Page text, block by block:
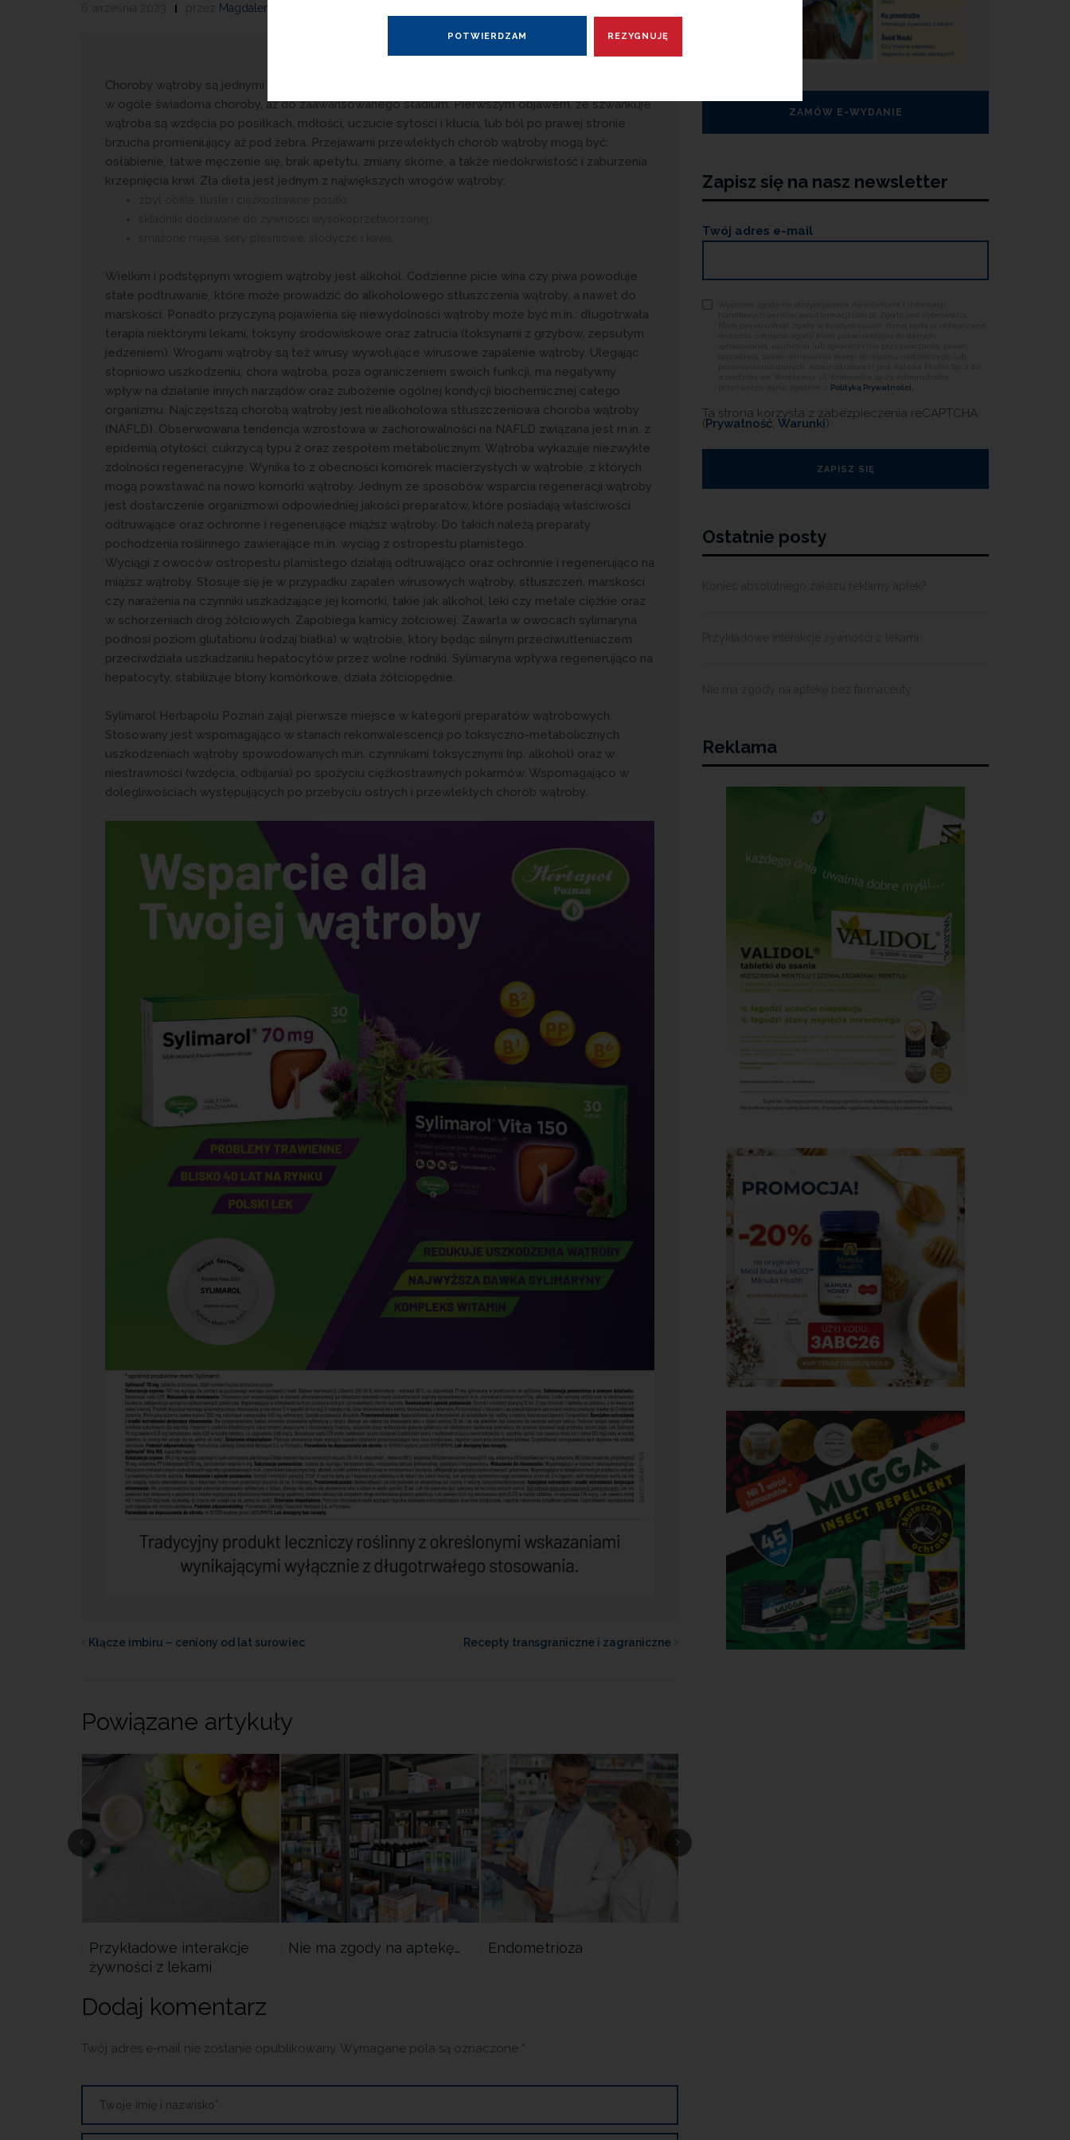
Magdalena Guźniczak
Choroby wątroby są jednymi z najczęstszych schorzeń. Większość osób nimi dotkniętych nie jest
w ogóle świadoma choroby, aż do zaawansowanego stadium. Pierwszym objawem, że szwankuje
wątroba są wzdęcia po posiłkach, mdłości, uczucie sytości i kłucia, lub ból po prawej stronie
brzucha promieniujący aż pod żebra. Przejawami przewlekłych chorób wątroby mogą być:
osłabienie, łatwe męczenie się, brak apetytu, zmiany skórne, a także niedokrwistość i zaburzenia
krzepnięcia krwi. Zła dieta jest jednym z największych wrogów wątroby:
Wielkim i podstępnym wrogiem wątroby jest alkohol. Codzienne picie wina czy piwa powoduje
stałe podtruwanie, które może prowadzić do alkoholowego stłuszczenia wątroby, a nawet do
marskości. Ponadto przyczyną pojawienia się niewydolności wątroby może być m.in.: długotrwała
terapia niektórymi lekami, toksyny środowiskowe oraz zatrucia (toksynami z grzybów, zepsutym
jedzeniem). Wrogami wątroby są też wirusy wywołujące wirusowe zapalenie wątroby. Ulegając
stopniowo uszkodzeniu, chora wątroba, poza ograniczeniem swoich funkcji, ma negatywny
wpływ na działanie innych narządów oraz zubożenie ogólnej kondycji biochemicznej całego
organizmu. Najczęstszą chorobą wątroby jest niealkoholowa stłuszczeniowa choroba wątroby
(NAFLD). Obserwowana tendencja wzrostowa w zachorowalności na NAFLD związana jest m.in. z
epidemią otyłości, cukrzycą typu 2 oraz zespołem metabolicznym. Wątroba wykazuje niezwykłe
zdolności regeneracyjne. Wynika to z obecności komórek macierzystych w wątrobie, z których
mogą powstawać na nowo komórki wątroby. Jednym ze sposobów wsparcia regeneracji wątroby
jest dostarczenie organizmowi odpowiedniej jakości preparatów, które posiadają właściwości
odtruwające oraz ochronne i regenerujące miąższ wątroby. Do takich należą preparaty
pochodzenia roślinnego zawierające m.in. wyciąg z ostropestu plamistego.
Wyciągi z owoców ostropestu plamistego działają odtruwająco oraz ochronnie i regenerująco na
miąższ wątroby. Stosuje się je w przypadku zapaleń wirusowych wątroby, stłuszczeń, marskości
czy narażenia na czynniki uszkadzające jej komórki, takie jak alkohol, leki czy metale ciężkie oraz
w schorzeniach dróg żółciowych. Zapobiega kamicy żółciowej. Zawarta w owocach sylimaryna
podnosi poziom glutationu (rodzaj białka) w wątrobie, który będąc silnym przeciwutleniaczem
przeciwdziała uszkadzaniu hepatocytów przez wolne rodniki. Sylimaryna wpływa regenerująco na
hepatocyty, stabilizuje błony komórkowe, działa żółciopędnie.
Sylimarol Herbapolu Poznań zajął pierwsze miejsce w kategorii preparatów wątrobowych.
Stosowany jest wspomagająco w stanach rekonwalescencji po toksyczno-metabolicznych
uszkodzeniach wątroby spowodowanych m.in. czynnikami toksycznymi (np. alkohol) oraz w
niestrawności (wzdęcia, odbijania) po spożyciu ciężkostrawnych pokarmów. Wspomagająco w
dolegliwościach występujących po przebyciu ostrych i przewlekłych chorób wątroby.
Kłącze imbiru – ceniony od lat surowiec Recepty transgraniczne i zagraniczne
Powiązane artykuły
Przykładowe interakcje
żywności z lekami
Nie ma zgody na aptekę… Endometrioza
Dodaj komentarz
Twój adres e-mail nie zostanie opublikowany. Wymagane pola są oznaczone *
ZAMÓW E-WYDANIE
Zapisz się na nasz newsletter
Twój adres e-mail
Polityką Prywatności.
Ta strona korzysta z zabezpieczenia reCAPTCHA
(Prywatność, Warunki)
Ostatnie posty
Reklama